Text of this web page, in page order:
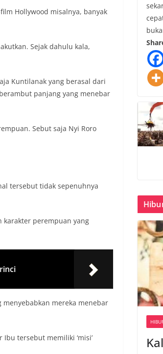
Hollywood misalnya, banyak
Sejak dahulu kala,
Kuntilanak yang berasal dari
panjang yang menebar
Sebut saja Nyi Roro
tersebut tidak sepenuhnya
karakter perempuan yang
mereka menebar
tersebut memiliki ‘misi’